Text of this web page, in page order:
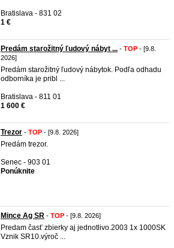
Bratislava - 831 02
1 €
Predám starožitný ľudový nábyt ... - TOP - [9.8.
2026]
Predám starožitný ľudový nábytok. Podľa odhadu
odborníka je pribl ...
Bratislava - 811 01
1 600 €
Trezor - TOP - [9.8. 2026]
Predám trezor.
Senec - 903 01
Ponúknite
Mince Ag SR - TOP - [9.8. 2026]
Predam časť zbierky aj jednotlivo.2003 1x 1000SK
Vznik SR10.výroč ...